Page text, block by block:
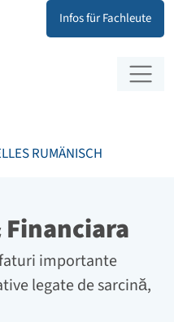
Infos für Fachleute
RUMÄNISCH
importante
legate de sarcină,